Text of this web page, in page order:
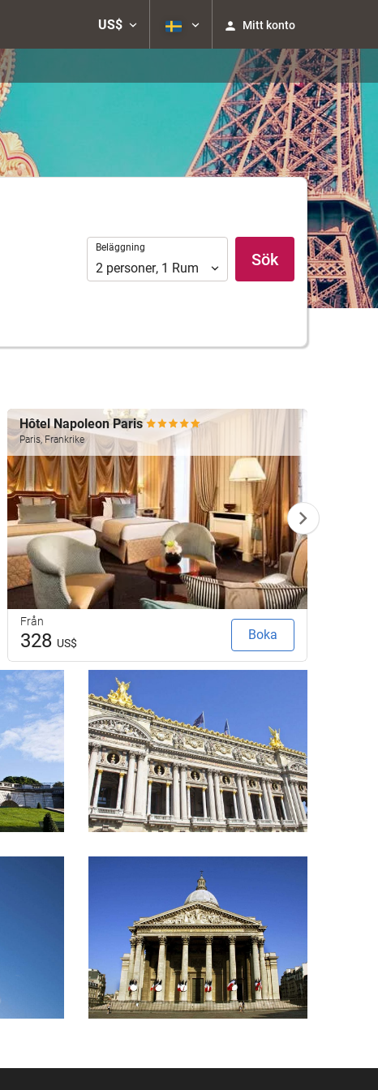
US$ Mitt konto
Beläggning
Beläggning
2 personer, 1 Rum Sök
Hôtel Napoleon Paris
Paris, Frankrike
Från
328 US$
Boka